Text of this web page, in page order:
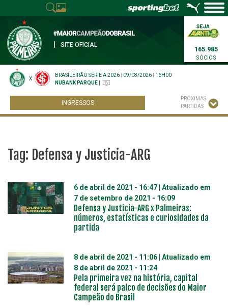
SITE OFICIAL
165.985
SÓCIOS
X
BRASILEIRÃO SÉRIE A 2026 09/08/2026
16H00
NUBANK PARQUE
INGRESSOS
PRÓXIMAS
PARTIDAS
Tag: Defensa y Justicia-ARG
6 de abril de 2021 - 16:47 | Atualizado em
7 de setembro de 2021 - 16:09
Defensa y Justicia-ARG x Palmeiras:
números, estatísticas e curiosidades da
partida
8 de abril de 2021 - 11:06 | Atualizado em
8 de abril de 2021 - 11:24
Pela primeira vez na história, capital
federal será palco de decisões do Maior
Campeão do Brasil